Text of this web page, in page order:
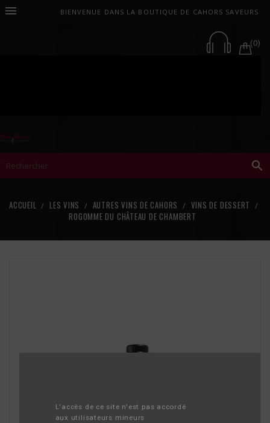
 BIENVENUE DANS LA BOUTIQUE DE CAHORS SAVEURS
(0)
L'accès de ce site n'est pas accordé
aux utilisateurs mineurs

ACCUEIL LES VINS AUTRES VINS DE CAHORS
VINS DE DESSERT
ROGOMME DU CHÂTEAU DE CHAMBERT